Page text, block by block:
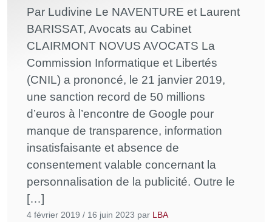
Par Ludivine Le NAVENTURE et Laurent
BARISSAT, Avocats au Cabinet
CLAIRMONT NOVUS AVOCATS La
Commission Informatique et Libertés
(CNIL) a prononcé, le 21 janvier 2019,
une sanction record de 50 millions
d’euros à l’encontre de Google pour
manque de transparence, information
insatisfaisante et absence de
consentement valable concernant la
personnalisation de la publicité. Outre le
[…]
4 février 2019 / 16 juin 2023 par LBA